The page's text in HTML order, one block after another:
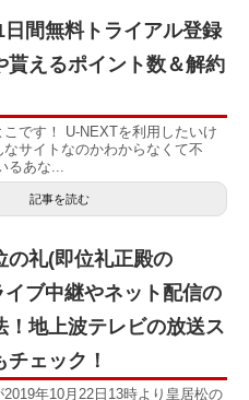
日間無料トライアル登録
貰えるポイント数＆解約
です！ U-NEXTを利用したいけ
サイトなのかわからなくて不
るあな...
記事を読む
の礼(即位礼正殿の
ブ中継やネット配信の
！地上波テレビの放送ス
ェック！
年10月22日13時より皇居松の